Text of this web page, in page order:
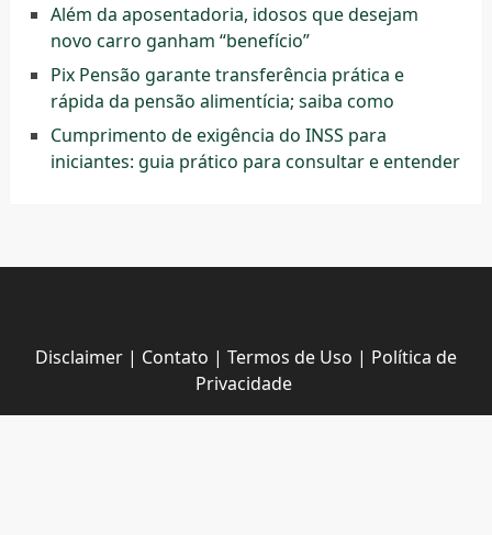
Além da aposentadoria, idosos que desejam
novo carro ganham “benefício”
Pix Pensão garante transferência prática e
rápida da pensão alimentícia; saiba como
Cumprimento de exigência do INSS para
iniciantes: guia prático para consultar e entender
Disclaimer| Contato | Termos de Uso | Política de
Privacidade